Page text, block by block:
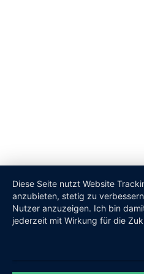
Diese Seite nutzt Website
anzubieten, stetig zu
Nutzer anzuzeigen. Ich bin
jederzeit mit Wirkung für die